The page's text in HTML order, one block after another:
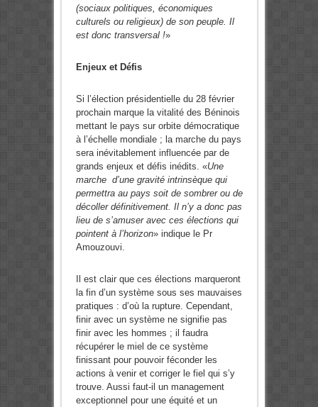
(sociaux politiques, économiques
culturels ou religieux) de son peuple. Il
est donc transversal !»
Enjeux et Défis
Si l’élection présidentielle du 28 février
prochain marque la vitalité des Béninois
mettant le pays sur orbite démocratique
à l’échelle mondiale ; la marche du pays
sera inévitablement influencée par de
grands enjeux et défis inédits. «Une
marche d’une gravité intrinsèque qui
permettra au pays soit de sombrer ou de
décoller définitivement. Il n’y a donc pas
lieu de s’amuser avec ces élections qui
pointent à l’horizon» indique le Pr
Amouzouvi.
Il est clair que ces élections marqueront
la fin d’un système sous ses mauvaises
pratiques : d’où la rupture. Cependant,
finir avec un système ne signifie pas
finir avec les hommes ; il faudra
récupérer le miel de ce système
finissant pour pouvoir féconder les
actions à venir et corriger le fiel qui s’y
trouve. Aussi faut-il un management
exceptionnel pour une équité et un